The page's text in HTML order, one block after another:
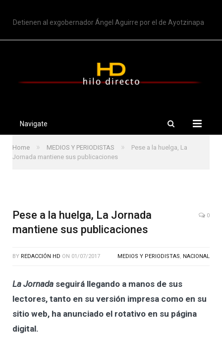
Detienen al exgobernador Ángel Aguirre por el de Ayotzinapa
Navigate
Home » MEDIOS Y PERIODISTAS »
Pese a la huelga, La
Jornada mantiene sus publicaciones
Pese a la huelga, La Jornada
mantiene sus publicaciones
0
BY REDACCIÓN HD ON 01/07/2017 MEDIOS Y PERIODISTAS, NACIONAL
La Jornada seguirá llegando a manos de sus
lectores, tanto en su versión impresa como en su
sitio web, ha anunciado el rotativo en su página
digital.